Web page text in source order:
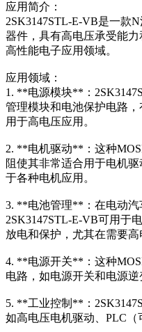
应用简介：
2SK3147STL-E-VB是一款
器件，具有高电压承受能
高性能电子应用领域。
应用领域：
1. **电源模块**：
管理模块和电池保护电路
用于高电压应用。
2. **电机驱动**：这种
阻使其非常适合用于电机
于各种电机应用。
3. **电池管理**：在电动汽
2SK3147STL-E-VB可用于
放电和保护，尤其在需要高
4. **电源开关**：这种
电路，如电源开关和电源逆
5. **工业控制**：
如高电压电机驱动、PLC（